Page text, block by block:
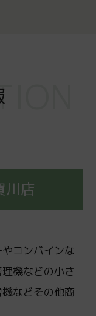
川店
コンバインな
機などの小さ
などその他商